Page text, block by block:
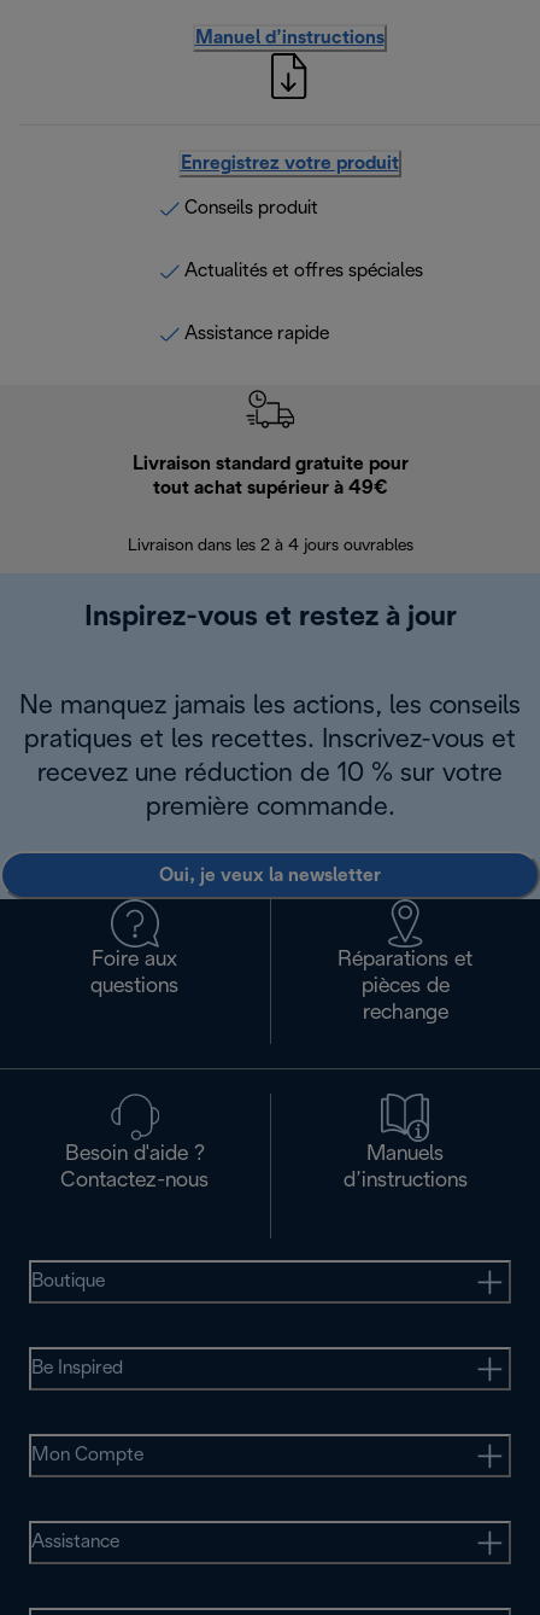
Manuel d’instructions
Enregistrez votre produit
Conseils produit
Actualités et offres spéciales
Assistance rapide
Livraison standard gratuite pour
tout achat supérieur à 49€
Livraison dans les 2 à 4 jours ouvrables
Inspirez-vous et restez à jour
Ne manquez jamais les actions, les conseils
pratiques et les recettes. Inscrivez-vous et
recevez une réduction de 10 % sur votre
première commande.
Oui, je veux la newsletter
Foire aux
questions
Réparations et
pièces de
rechange
Besoin d'aide ?
Contactez-nous
Manuels
d’instructions
Boutique
Be Inspired
Mon Compte
Assistance